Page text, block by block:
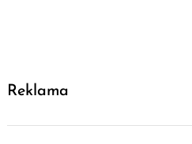
Reklama